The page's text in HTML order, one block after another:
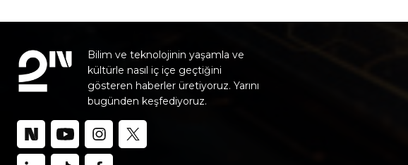
Bilim ve teknolojinin yaşamla ve
kültürle nasıl iç içe geçtiğini
gösteren haberler üretiyoruz. Yarını
bugünden keşfediyoruz.